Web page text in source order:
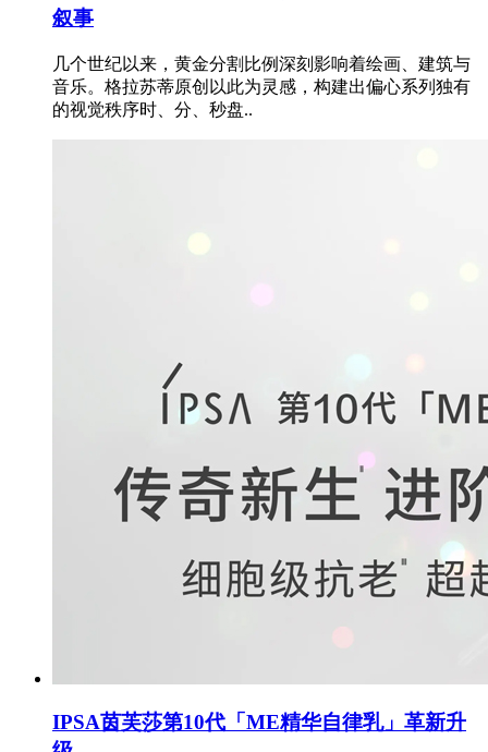
叙事
几个世纪以来，黄金分割比例深刻影响着绘画、建筑与
音乐。格拉苏蒂原创以此为灵感，构建出偏心系列独有
的视觉秩序时、分、秒盘..
IPSA茵芙莎第10代「ME精华自律乳」革新升